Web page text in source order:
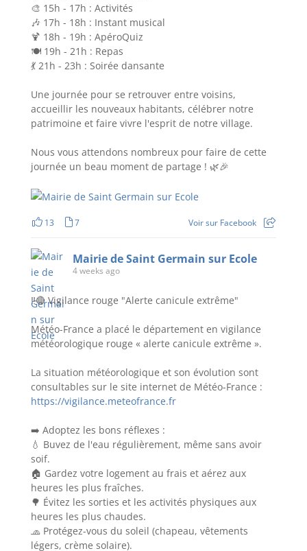
🎨 15h - 17h : Activités
🎶 17h - 18h : Instant musical
🍹 18h - 19h : ApéroQuiz
🍽️ 19h - 21h : Repas
💃 21h - 23h : Soirée dansante
Une journée pour se retrouver entre voisins,
accueillir les nouveaux habitants, célébrer notre
patrimoine et faire vivre l'esprit de notre village.
Nous vous attendons nombreux pour faire de cette
journée un beau moment de partage ! 🌿🎉
13 7 Voir sur Facebook
Mairie de Saint Germain sur Ecole
4 weeks ago
‼️ 🔴 Vigilance rouge "Alerte canicule extrême"
Météo-France a placé le département en vigilance
météorologique rouge « alerte canicule extrême ».
La situation météorologique et son évolution sont
consultables sur le site internet de Météo-France :
https://vigilance.meteofrance.fr
➡️ Adoptez les bons réflexes :
💧 Buvez de l'eau régulièrement, même sans avoir
soif.
🏠 Gardez votre logement au frais et aérez aux
heures les plus fraîches.
🌳 Évitez les sorties et les activités physiques aux
heures les plus chaudes.
🧢 Protégez-vous du soleil (chapeau, vêtements
légers, crème solaire).